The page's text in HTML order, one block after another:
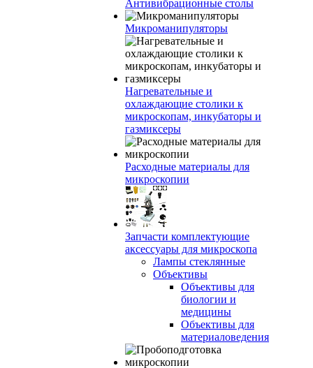
Антивибрационные столы
Микроманипуляторы
Нагревательные и
охлаждающие столики к
микроскопам, инкубаторы и
газмиксеры
Расходные материалы для
микроскопии
Запчасти комплектующие
аксессуары для микроскопа
Лампы стеклянные
Объективы
Объективы для
биологии и
медицины
Объективы для
материаловедения